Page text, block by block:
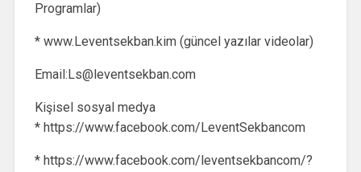
Programlar)
* www.Leventsekban.kim (güncel yazılar videolar)
Email:Ls@leventsekban.com
Kişisel sosyal medya
* https://www.facebook.com/LeventSekbancom
* https://www.facebook.com/leventsekbancom/?